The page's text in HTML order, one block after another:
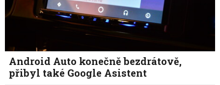
Android Auto konečně bezdrátově,
přibyl také Google Asistent